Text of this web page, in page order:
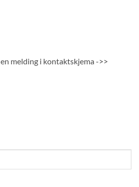
melding i kontaktskjema ->>